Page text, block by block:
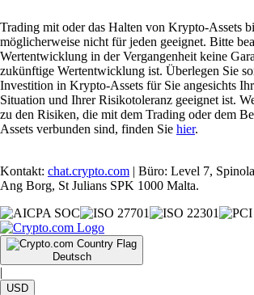
Trading mit oder das Halten von Krypto-Assets
möglicherweise nicht für jeden geeignet. Bitte
Wertentwicklung in der Vergangenheit keine
zukünftige Wertentwicklung ist. Überlegen Sie
Investition in Krypto-Assets für Sie angesichts
Situation und Ihrer Risikotoleranz geeignet ist.
zu den Risiken, die mit dem Trading oder dem
Assets verbunden sind, finden Sie hier.
Kontakt: chat.crypto.com | Büro: Level 7,
Ang Borg, St Julians SPK 1000 Malta.
Deutsch
|
USD